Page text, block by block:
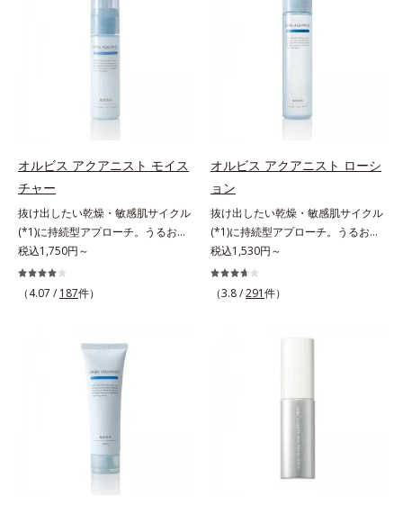
で、“つるん”とした光のヴェールを
キンフィットカラー成分（酸化チタ
ン、酸化鉄、ステアロイルグルタミ
肌悩みをカバーする粉体*2 角層ま
で*3 肌のキメを整え、粉体を密着
与え、湧き上がるようなハリ感を呼
り、肌表面にピン！としたハリ感を
与え、さらに疑似セラミド(*3)が角
アの最後にプラスすることで乾燥に
よる小ジワを目立たなくし、ハリ感
チノール配合＝保湿成分*2 パルミ
成分*3 ラウロイルグルタミン酸ジ
（フィトステリル/オクチルドデシ
ル）配合＝保湿成分*4 角層まで
クル表面をリペア。髪の内外にアプ
ローチして、乾燥などの外的刺激か
に適量を髪になじませ、置き時間は
0秒。なじませてすぐに洗い流す手
る、まるでサロン帰りのようなうる
おうツヤ髪を叶えます。*1 毛髪補
修成分（イソステアリン酸、イソス
テアロイル加水分解コラーゲン、イ
ソステアロイル加水分解シルク、ス
フィンゴ糖脂質、トコフェロール、
グリセリン、糖脂質、BG、イソス
テアリン酸、イソステアロイル加水
ル）*2 髪の乾燥、乾燥によるパサ
つき*3 毛髪にうるおい、ハリを与
オルビス アクアニスト モイス
チャー
抜け出したい乾燥・敏感肌サイクル
(*1)に持続型アプローチ。うるおい
を追求した敏感肌用保湿スキンケア
(*2)。うるおいを逃し、刺激を受け
やすい角層の“乾燥敏感スランプ
望の敏感肌用保湿スキンケアライン
「オルビス アクアニスト」。乾燥
敏感スランプの原因にアプローチす
る持続型トリプルアミノ酸(*4)を配
異物として排出されにくく、肌にと
どまってうるおいを蓄えてくれま
す。刺激を受けやすくなった角層を
うるおいで満たし、脱・敏感肌を目
税込1,750円～
（4.07 / 187件）
オルビス アクアニスト ローシ
ョン
抜け出したい乾燥・敏感肌サイクル
(*1)に持続型アプローチ。うるおい
を追求した敏感肌用保湿スキンケア
(*2)。うるおいを逃し、刺激を受け
やすい角層の“乾燥敏感スランプ
る持続型トリプルアミノ酸(*4)を配
合。もともと体内にあるアミノ酸は
異物として排出されにくく、肌にと
どまってうるおいを蓄えてくれま
す。刺激を受けやすくなった角層を
税込1,530円～
（3.8 /291件）